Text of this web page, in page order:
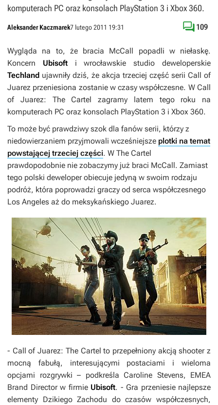
komputerach PC oraz konsolach PlayStation 3 i Xbox 360.
Aleksander Kaczmarek7 lutego 2011 19:31  109
Wygląda na to, że bracia McCall popadli w niełaskę.
Koncern Ubisofti wrocławskie studio deweloperskie
Techland ujawniły dziś, że akcja trzeciej część serii Call of
Juarez przeniesiona zostanie w czasy współczesne. W Call
of Juarez: The Cartel zagramy latem tego roku na
komputerach PC oraz konsolach PlayStation 3 i Xbox 360.
To może być prawdziwy szok dla fanów serii, którzy z
niedowierzaniem przyjmowali wcześniejsze plotki na temat
powstającej trzeciej części. W The Cartel
prawdopodobnie nie zobaczymy już braci McCall. Zamiast
tego polski deweloper obiecuje jedyną w swoim rodzaju
podróż, która poprowadzi graczy od serca współczesnego
Los Angeles aż do meksykańskiego Juarez.
- Call of Juarez: The Cartel to przepełniony akcją shooter z
mocną fabułą, interesującymi postaciami i wieloma
opcjami rozgrywki – podkreśla Caroline Stevens, EMEA
Brand Director w firmie Ubisoft. - Gra przeniesie najlepsze
elementy Dzikiego Zachodu do czasów współczesnych,